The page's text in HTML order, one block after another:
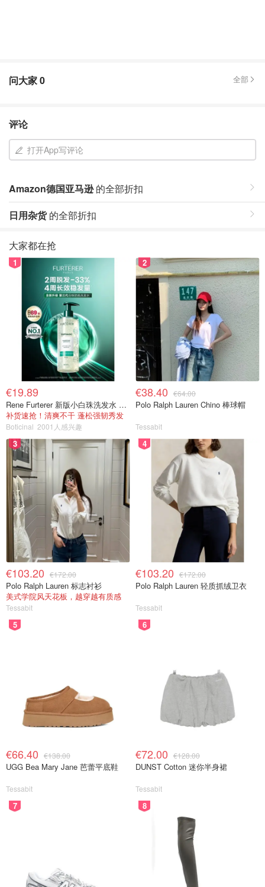
问大家0 全部
评论
打开App写评论
Amazon德国亚马逊的全部折扣
日用杂货的全部折扣
大家都在抢
1
€19.89
Rene Furterer 新版小白珠洗发水 500ml
补货速抢！清爽不干 蓬松强韧秀发
Boticinal 2001人感兴趣
2
€38.40 €64.00
Polo Ralph Lauren Chino 棒球帽
Tessabit
3
€103.20 €172.00
Polo Ralph Lauren 标志衬衫
美式学院风天花板，越穿越有质感
Tessabit
4
€103.20 €172.00
Polo Ralph Lauren 轻质抓绒卫衣
Tessabit
5
€66.40 €138.00
UGG Bea Mary Jane 芭蕾平底鞋
Tessabit
6
€72.00 €128.00
DUNST Cotton 迷你半身裙
Tessabit
7 8